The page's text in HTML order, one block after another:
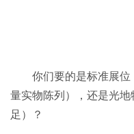
你们要的是标准展
量实物陈列），还是光
足）？